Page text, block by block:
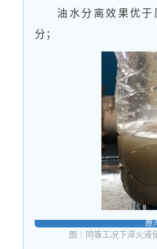
油水分离效果优
分；
原
图｜同等工况下淬火液